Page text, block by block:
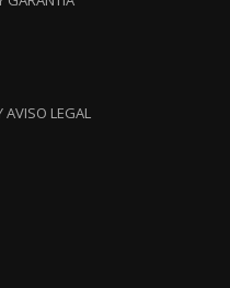
AVISO LEGAL